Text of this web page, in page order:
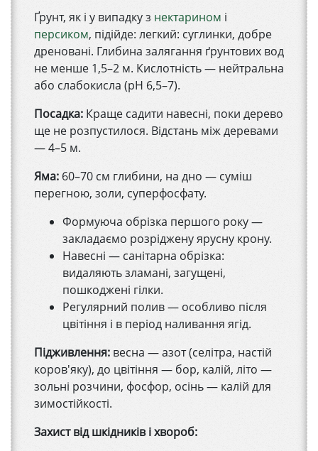
Ґрунт, як і у випадку з нектарином і
персиком, підійде: легкий: суглинки, добре
дреновані. Глибина залягання ґрунтових вод
не менше 1,5–2 м. Кислотність — нейтральна
або слабокисла (pH 6,5–7).
Посадка: Краще садити навесні, поки дерево
ще не розпустилося. Відстань між деревами
— 4–5 м.
Яма: 60–70 см глибини, на дно — суміш
перегною, золи, суперфосфату.
Формуюча обрізка першого року —
закладаємо розріджену ярусну крону.
Навесні — санітарна обрізка:
видаляють зламані, загущені,
пошкоджені гілки.
Регулярний полив — особливо після
цвітіння і в період наливання ягід.
Підживлення: весна — азот (селітра, настій
коров'яку), до цвітіння — бор, калій, літо —
зольні розчини, фосфор, осінь — калій для
зимостійкості.
Захист від шкідників і хвороб: